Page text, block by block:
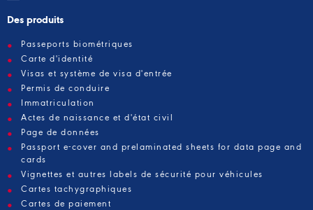
Des produits
Passeports biométriques
Carte d'identité
Visas et système de visa d'entrée
Permis de conduire
Immatriculation
Actes de naissance et d'état civil
Page de données
Passport e-cover and prelaminated sheets for data page and
cards
Vignettes et autres labels de sécurité pour véhicules
Cartes tachygraphiques
Cartes de paiement